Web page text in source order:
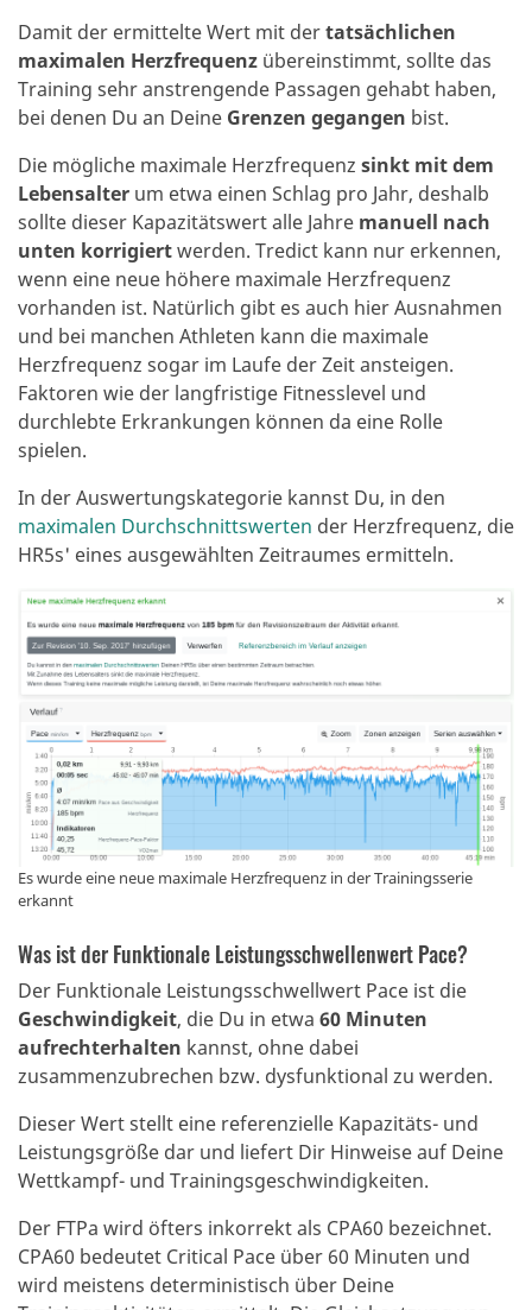
Damit der ermittelte Wert mit dertatsächlichen
maximalen Herzfrequenz übereinstimmt, sollte das
Training sehr anstrengende Passagen gehabt haben,
bei denen Du an Deine Grenzen gegangen bist.
Die mögliche maximale Herzfrequenz sinkt mit dem
Lebensalter um etwa einen Schlag pro Jahr, deshalb
sollte dieser Kapazitätswert alle Jahre manuell nach
unten korrigiertwerden. Tredict kann nur erkennen,
wenn eine neue höhere maximale Herzfrequenz
vorhanden ist. Natürlich gibt es auch hier Ausnahmen
und bei manchen Athleten kann die maximale
Herzfrequenz sogar im Laufe der Zeit ansteigen.
Faktoren wie der langfristige Fitnesslevel und
durchlebte Erkrankungen können da eine Rolle
spielen.
In der Auswertungskategorie kannst Du, in den
maximalen Durchschnittswerten der Herzfrequenz, die
HR5s' eines ausgewählten Zeitraumes ermitteln.
Es wurde eine neue maximale Herzfrequenz in der Trainingsserie
erkannt
Was ist der Funktionale Leistungsschwellenwert Pace?
Der Funktionale Leistungsschwellwert Pace ist die
Geschwindigkeit, die Du in etwa 60 Minuten
aufrechterhalten kannst, ohne dabei
zusammenzubrechen bzw. dysfunktional zu werden.
Dieser Wert stellt eine referenzielle Kapazitäts- und
Leistungsgröße dar und liefert Dir Hinweise auf Deine
Wettkampf- und Trainingsgeschwindigkeiten.
Der FTPa wird öfters inkorrekt als CPA60 bezeichnet.
CPA60 bedeutet Critical Pace über 60 Minuten und
wird meistens deterministisch über Deine